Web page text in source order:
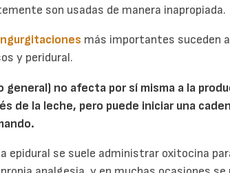
son usadas de manera inapropiada.
más importantes suceden
y peridural.
general) no afecta por sí misma a la
de la leche, pero puede iniciar una
epidural se suele administrar oxitocina